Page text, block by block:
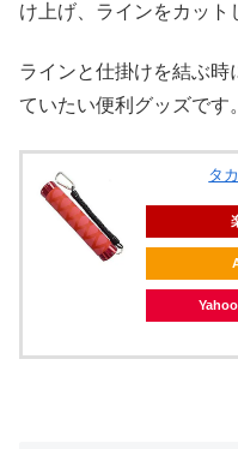
け上げ、ラインをカット
ラインと仕掛けを結ぶ時
ていたい便利グッズです。
タ